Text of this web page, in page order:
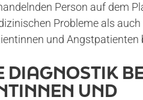
Person auf dem
Probleme als auch
und Angstpatienten
DIAGNOSTIK
UND